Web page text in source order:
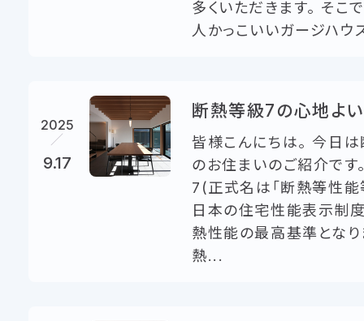
多くいただきます。 そこ
人かっこいいガージハ
2025
9.17
断熱等級7の心地よ
皆様こんにちは。 今日
のお住まいのご紹介です
7(正式名は「断熱等性能
日本の住宅性能表示制
熱性能の最高基準となり
熱...